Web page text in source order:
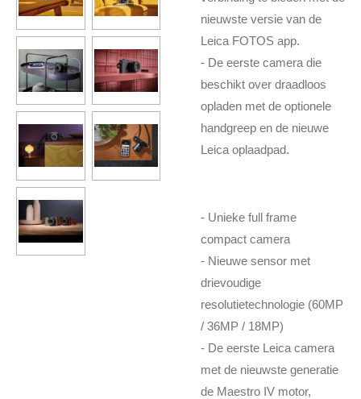
nieuwste versie van de
Leica FOTOS app.
- De eerste camera die
beschikt over draadloos
opladen met de optionele
handgreep en de nieuwe
Leica oplaadpad.
- Unieke full frame
compact camera
- Nieuwe sensor met
drievoudige
resolutietechnologie (60MP
/ 36MP / 18MP)
- De eerste Leica camera
met de nieuwste generatie
de Maestro IV motor,